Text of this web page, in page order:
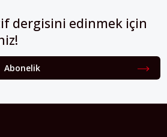
dergisini edinmek için
Abonelik